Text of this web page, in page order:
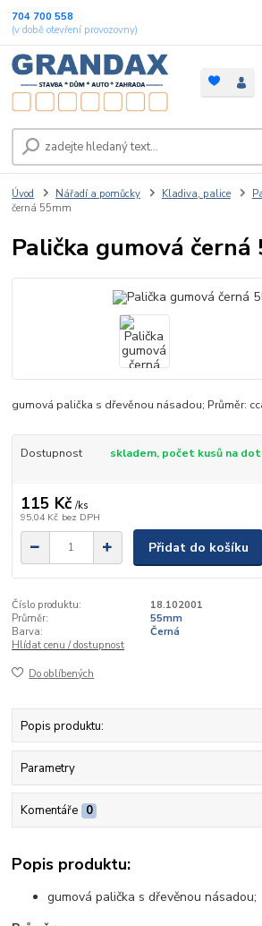
704 700 558
(v době otevření provozovny)
Úvod Nářadí a pomůcky Kladiva, palice
černá 55mm
Palička gumová černá
gumová palička s dřevěnou násadou; Průměr:
Dostupnost skladem, počet kusů na
115 Kč /ks
95,04 Kč bez DPH
Přidat do košíku
Číslo produktu:
18.102001
Průměr:
55mm
Barva:
Černá
Hlídat cenu / dostupnost
Do oblíbených
Popis produktu:
Parametry
Komentáře 0
Popis produktu:
gumová palička s dřevěnou násadou;